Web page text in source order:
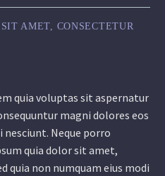
AMET, CONSECTETUR
quia voluptas sit aspernatur
magni dolores eos
Neque porro
quia dolor sit amet,
quia non numquam eius modi